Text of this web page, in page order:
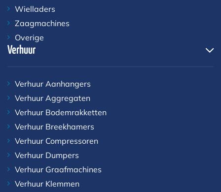
Wielladers
Zaagmachines
Overige
Verhuur
Verhuur Aanhangers
Verhuur Aggregaten
Verhuur Bodemrakketten
Verhuur Breekhamers
Verhuur Compressoren
Verhuur Dumpers
Verhuur Graafmachines
Verhuur Klemmen